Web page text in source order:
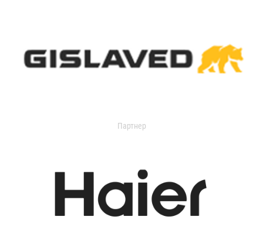
Партнер